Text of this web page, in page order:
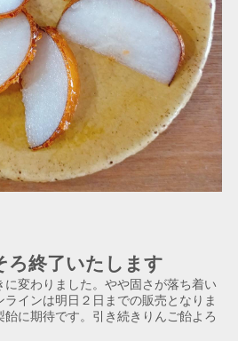
ろ終了いたします
変わりました。やや固さが落ち着い
インは明日２日までの販売となりま
に期待です。引き続きりんご飴よろ